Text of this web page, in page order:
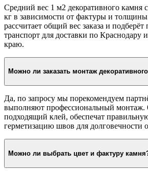
поверхности можно дополнительно
гидрофобизатором.
Какой вес имеет декоративный камень?
Средний вес 1 м2 декоративного камня
кг в зависимости от фактуры и
транспорт для доставки по Краснодару
краю.
Можно ли заказать монтаж декоративного
Да, по запросу мы порекомендуем